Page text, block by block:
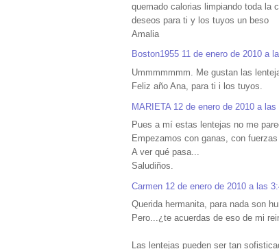
quemado calorias limpiando toda la
deseos para ti y los tuyos un beso
Amalia
Boston1955 11 de enero de 2010 a
Ummmmmmm. Me gustan las
Feliz año Ana, para ti i los tuyos.
MARIETA 12 de enero de 2010 a las
Pues a mí estas lentejas no me
Empezamos con ganas, con
A ver qué pasa...
Saludiños.
Carmen 12 de enero de 2010 a las
Querida hermanita, para nada son
Pero...¿te acuerdas de eso de mi
Las lentejas pueden ser tan